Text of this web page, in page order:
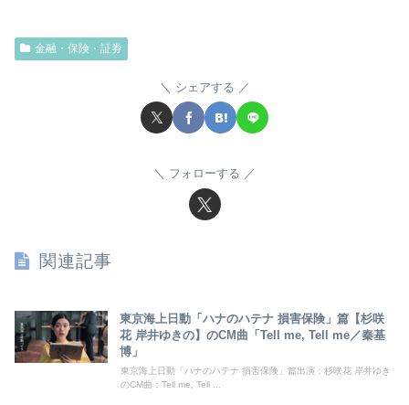
金融・保険・証券
シェアする
フォローする
関連記事
東京海上日動「ハナのハテナ 損害保険」篇【杉咲
花 岸井ゆきの】のCM曲「Tell me, Tell me／秦基
博」
東京海上日動「ハナのハテナ 損害保険」篇出演：杉咲花 岸井ゆき
のCM曲：Tell me, Tell ...